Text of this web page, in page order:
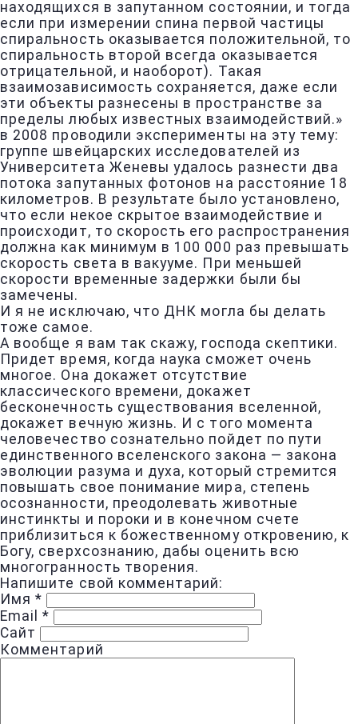
находящихся в запутанном состоянии, и тогда
если при измерении спина первой частицы
спиральность оказывается положительной, то
спиральность второй всегда оказывается
отрицательной, и наоборот). Такая
взаимозависимость сохраняется, даже если
эти объекты разнесены в пространстве за
пределы любых известных взаимодействий.»
в 2008 проводили эксперименты на эту тему:
группе швейцарских исследователей из
Университета Женевы удалось разнести два
потока запутанных фотонов на расстояние 18
километров. В результате было установлено,
что если некое скрытое взаимодействие и
происходит, то скорость его распространения
должна как минимум в 100 000 раз превышать
скорость света в вакууме. При меньшей
скорости временные задержки были бы
замечены.
И я не исключаю, что ДНК могла бы делать
тоже самое.
А вообще я вам так скажу, господа скептики.
Придет время, когда наука сможет очень
многое. Она докажет отсутствие
классического времени, докажет
бесконечность существования вселенной,
докажет вечную жизнь. И с того момента
человечество сознательно пойдет по пути
единственного вселенского закона — закона
эволюции разума и духа, который стремится
повышать свое понимание мира, степень
осознанности, преодолевать животные
инстинкты и пороки и в конечном счете
приблизиться к божественному откровению, к
Богу, сверхсознанию, дабы оценить всю
многогранность творения.
Напишите свой комментарий:
Имя*
Email*
Сайт
Комментарий